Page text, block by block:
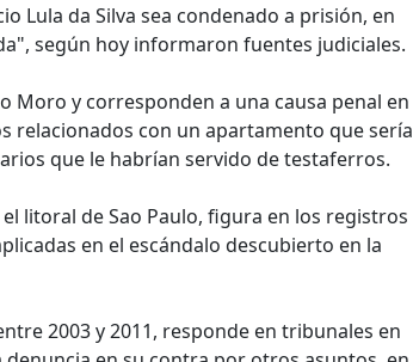
Lula da Silva sea condenado a prisión, en
según hoy informaron fuentes judiciales.
Moro y corresponden a una causa penal en
relacionados con un apartamento que sería
que le habrían servido de testaferros.
litoral de Sao Paulo, figura en los registros
en el escándalo descubierto en la
2003 y 2011, responde en tribunales en